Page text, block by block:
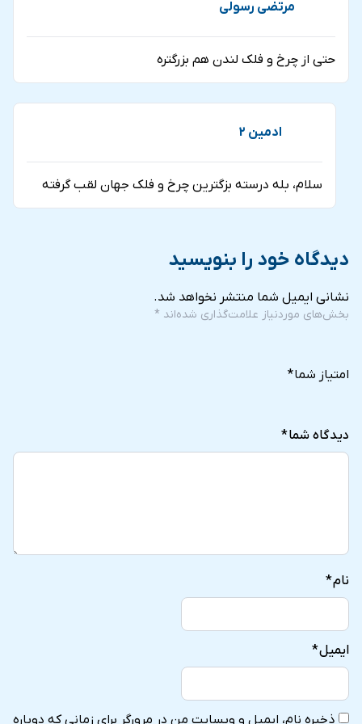
کابین وایب پلاس چرخ و فلک دبی
کابین پرمیوم چرخ و فلک دبی
برای انتخاب اعضای کابین فراهم شده است. همچنین، ورودی
کابین پریمیوم چرخ و فلک دبی
کابین خانوادگی و کابین خانوادگی پلاس
چرخ و فلک دبی
مرتضی رسولی
حتی از چرخ و فلک لندن هم بزرگتره
ادمین 2
سلام، بله درسته بزگترین چرخ و فلک جهان لقب گرفته
دیدگاه خود را بنویسید
نشانی ایمیل شما منتشر نخواهد شد.
بخش‌های موردنیاز علامت‌گذاری شده‌اند *
امتیاز شما*
دیدگاه شما*
نام*
ایمیل*
ذخیره نام، ایمیل و وبسایت من در مرورگر برای زمانی که دوباره